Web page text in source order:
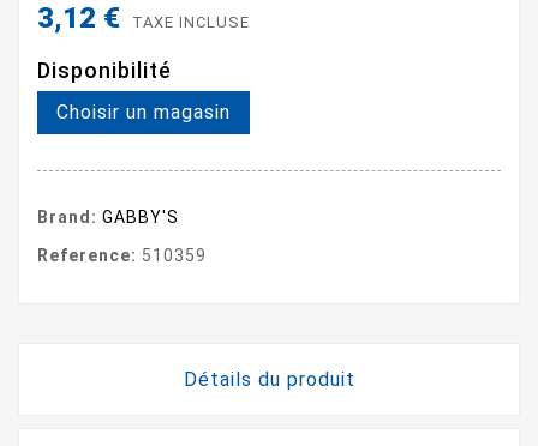
3,12 € TAXE INCLUSE
Disponibilité
Choisir un magasin
Brand: GABBY'S
Reference: 510359
Détails du produit